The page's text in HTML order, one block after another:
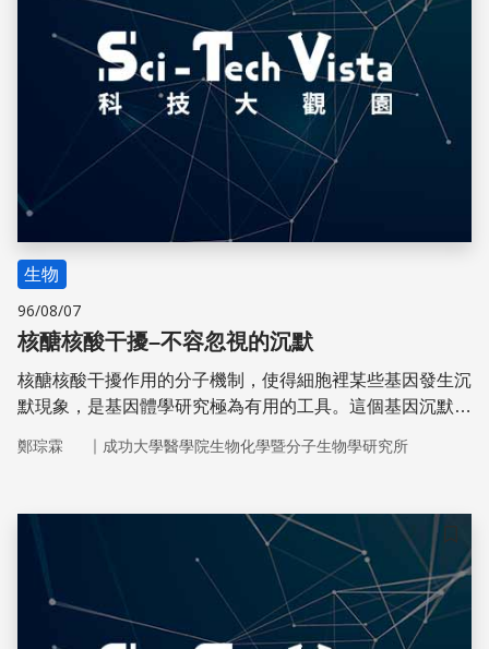
生物
96/08/07
核醣核酸干擾–不容忽視的沉默
核醣核酸干擾作用的分子機制，使得細胞裡某些基因發生沉
默現象，是基因體學研究極為有用的工具。這個基因沉默作
鄭琮霖 ｜ 成功大學醫學院生物化學暨分子生物學研究所
儲存